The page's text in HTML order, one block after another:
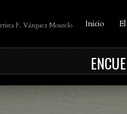
F. Vázquez Mourelo Inicio